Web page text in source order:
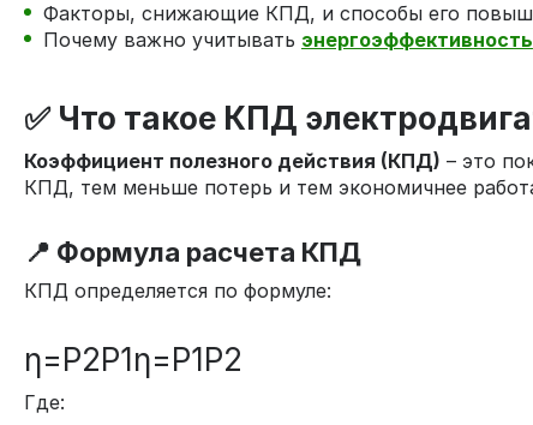
Факторы, снижающие КПД, и способы его
Почему важно учитывать энергоэффективность
✅ Что такое КПД
Коэффициент полезного действия (КПД) – это
КПД, тем меньше потерь и тем экономичнее
📍 Формула расчета КПД
КПД определяется по формуле:
η=P2P1η=P1P2
Где: